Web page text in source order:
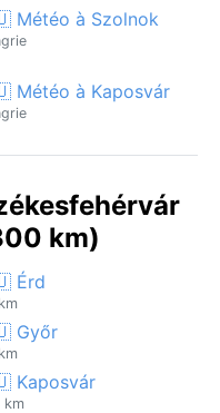
Météo à Szolnok
à Kaposvár
km)
Érd
Győr
Kaposvár
km